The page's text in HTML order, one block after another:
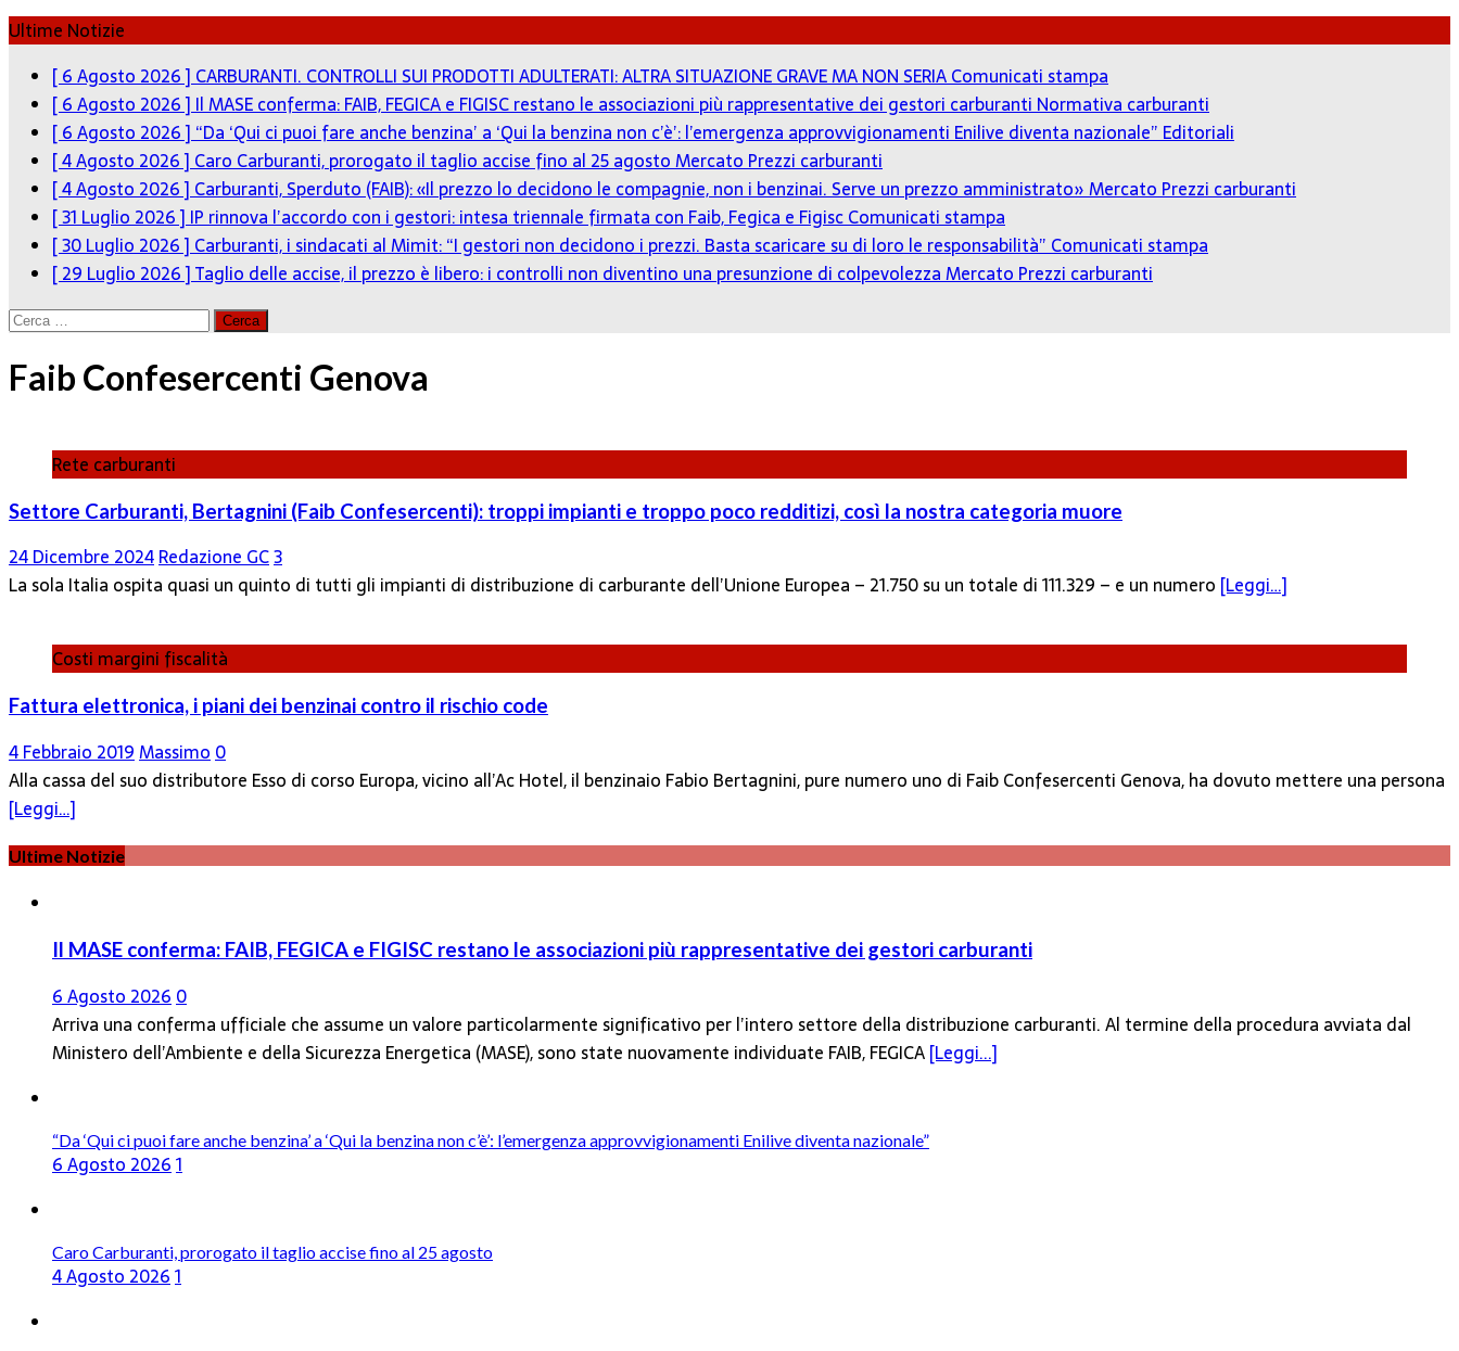
Ultime Notizie
[ 6 Agosto 2026 ] CARBURANTI. CONTROLLI SUI PRODOTTI ADULTERATI: ALTRA SITUAZIONE GRAVE MA NON SERIAComunicati stampa
[ 6 Agosto 2026 ] Il MASE conferma: FAIB, FEGICA e FIGISC restano le associazioni più rappresentative dei gestori carburanti Normativa carburanti
[ 6 Agosto 2026 ] “Da ‘Qui ci puoi fare anche benzina’ a ‘Qui la benzina non c’è’: l’emergenza approvvigionamenti Enilive diventa nazionale” Editoriali
[ 4 Agosto 2026 ] Caro Carburanti, prorogato il taglio accise fino al 25 agostoMercato Prezzi carburanti
[ 4 Agosto 2026 ] Carburanti, Sperduto (FAIB): «Il prezzo lo decidono le compagnie, non i benzinai. Serve un prezzo amministrato»Mercato Prezzi carburanti
[ 31 Luglio 2026 ] IP rinnova l’accordo con i gestori: intesa triennale firmata con Faib, Fegica e FigiscComunicati stampa
[ 30 Luglio 2026 ] Carburanti, i sindacati al Mimit: “I gestori non decidono i prezzi. Basta scaricare su di loro le responsabilità” Comunicati stampa
[ 29 Luglio 2026 ]Taglio delle accise, il prezzo è libero: i controlli non diventino una presunzione di colpevolezzaMercato Prezzi carburanti
Ricerca
Faib Confesercenti Genova
Rete carburanti
Settore Carburanti, Bertagnini (Faib Confesercenti): troppi impianti e troppo poco redditizi, così la nostra categoria muore
24 Dicembre 2024Redazione GC3
La sola Italia ospita quasi un quinto di tutti gli impianti di distribuzione di carburante dell’Unione Europea – 21.750 su un totale di 111.329 – e un numero [Leggi…]
Costi margini fiscalità
Fattura elettronica, i piani dei benzinai contro il rischio code
4 Febbraio 2019Massimo 0
Alla cassa del suo distributore Esso di corso Europa, vicino all’Ac Hotel, il benzinaio Fabio Bertagnini, pure numero uno di Faib Confesercenti Genova, ha dovuto mettere una persona
[Leggi…]
Ultime Notizie
Il MASE conferma: FAIB, FEGICA e FIGISC restano le associazioni più rappresentative dei gestori carburanti
6 Agosto 2026 0
Arriva una conferma ufficiale che assume un valore particolarmente significativo per l’intero settore della distribuzione carburanti. Al termine della procedura avviata dal
Ministero dell’Ambiente e della Sicurezza Energetica (MASE), sono state nuovamente individuate FAIB, FEGICA[Leggi...]
“Da ‘Qui ci puoi fare anche benzina’ a ‘Qui la benzina non c’è’: l’emergenza approvvigionamenti Enilive diventa nazionale”
6 Agosto 20261
Caro Carburanti, prorogato il taglio accise fino al 25 agosto
4 Agosto 20261